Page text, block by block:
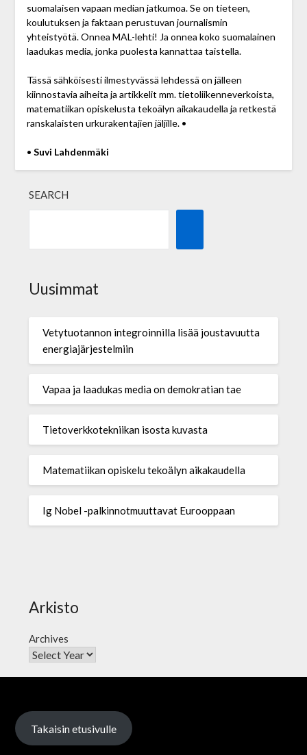
suomalaisen vapaan median jatkumoa. Se on tieteen,
koulutuksen ja faktaan perustuvan journalismin
yhteistyötä. Onnea MAL-lehti! Ja onnea koko suomalainen
laadukas media, jonka puolesta kannattaa taistella.
Tässä sähköisesti ilmestyvässä lehdessä on jälleen
kiinnostavia aiheita ja artikkelit mm. tietoliikenneverkoista,
matematiikan opiskelusta tekoälyn aikakaudella ja retkestä
ranskalaisten urkurakentajien jäljille. •
• Suvi Lahdenmäki
SEARCH
Uusimmat
Vetytuotannon integroinnilla lisää joustavuutta
energiajärjestelmiin
Vapaa ja laadukas media on demokratian tae
Tietoverkkotekniikan isosta kuvasta
Matematiikan opiskelu tekoälyn aikakaudella
Ig Nobel -palkinnotmuuttavat Eurooppaan
Arkisto
Archives
Takaisin etusivulle